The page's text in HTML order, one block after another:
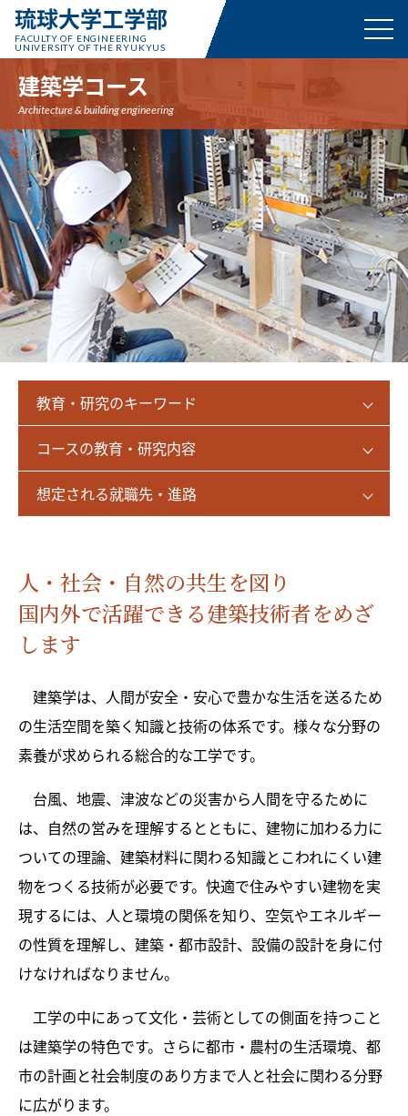
琉球大学工学部
FACULTY OF ENGINEERING
UNIVERSITY OF THE RYUKYUS
建築学コース
Architecture & building engineering
教育・研究のキーワード
コースの教育・研究内容
想定される就職先・進路
人・社会・自然の共生を図り
国内外で活躍できる建築技術者をめざ
します
建築学は、人間が安全・安心で豊かな生活を送るため
の生活空間を築く知識と技術の体系です。様々な分野の
素養が求められる総合的な工学です。
台風、地震、津波などの災害から人間を守るために
は、自然の営みを理解するとともに、建物に加わる力に
ついての理論、建築材料に関わる知識とこわれにくい建
物をつくる技術が必要です。快適で住みやすい建物を実
現するには、人と環境の関係を知り、空気やエネルギー
の性質を理解し、建築・都市設計、設備の設計を身に付
けなければなりません。
工学の中にあって文化・芸術としての側面を持つこと
は建築学の特色です。さらに都市・農村の生活環境、都
市の計画と社会制度のあり方まで人と社会に関わる分野
に広がります。